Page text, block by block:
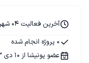
آخرین فعالیت 04 شهریور 1404
0 پروژه انجام شده
عضو پونیشا از 10 دی 1393